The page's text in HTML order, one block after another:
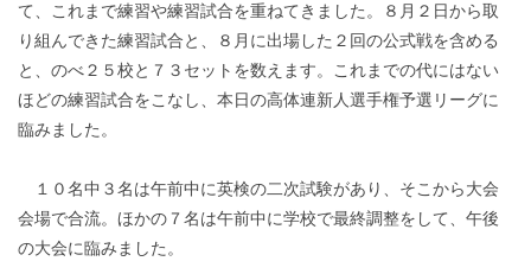
て、これまで練習や練習試合を重ねてきました。８月２日から取
り組んできた練習試合と、８月に出場した２回の公式戦を含める
と、のべ２５校と７３セットを数えます。これまでの代にはない
ほどの練習試合をこなし、本日の高体連新人選手権予選リーグに
臨みました。
１０名中３名は午前中に英検の二次試験があり、そこから大会
会場で合流。ほかの７名は午前中に学校で最終調整をして、午後
の大会に臨みました。